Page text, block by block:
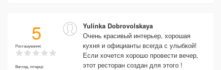
5
Розташування:
Вигляд, інтерєр:
Yulinka Dobrovolskaya
Очень красивый интерьер, хорошая
кухня и официанты всегда с улыбкой!
Если хочется хорошо провести вечер,
этот ресторан создан для этого !